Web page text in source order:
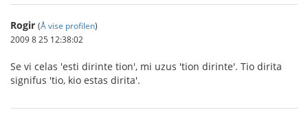
Rogir (Å vise profilen)
2009 8 25 12:38:02
Se vi celas 'esti dirinte tion', mi uzus 'tion dirinte'. Tio dirita
signifus 'tio, kio estas dirita'.